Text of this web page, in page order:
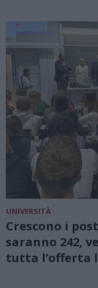
UNIVERSITÀ
Crescono i
saranno 242,
tutta l’offerta